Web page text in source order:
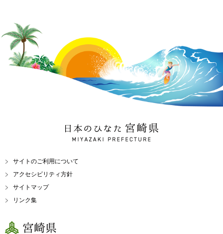
日本のひなた 宮崎県
MIYAZAKI PREFECTURE
サイトのご利用について
アクセシビリティ方針
サイトマップ
リンク集
宮崎県